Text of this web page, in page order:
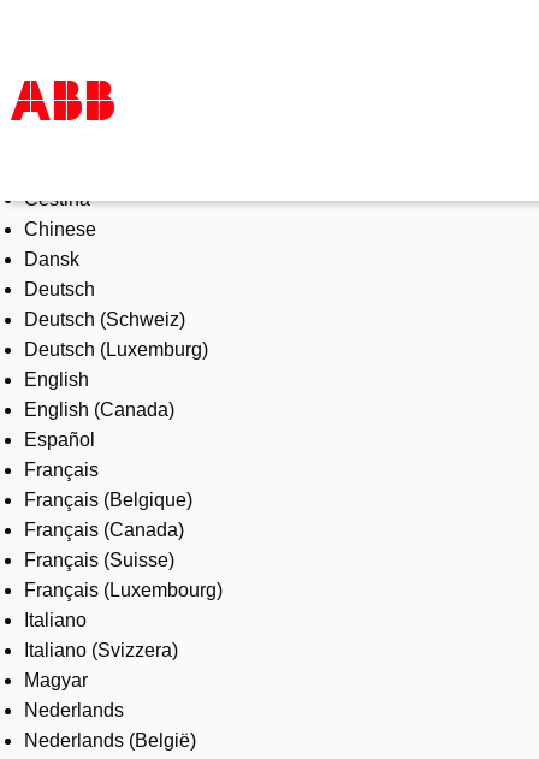
Products & Solutions
Industries
Services
About us
Where to buy
Contact us
Careers
Čeština
Chinese
Dansk
Deutsch
Deutsch (Schweiz)
Deutsch (Luxemburg)
English
English (Canada)
Español
Français
Français (Belgique)
Français (Canada)
Français (Suisse)
Français (Luxembourg)
Italiano
Italiano (Svizzera)
Magyar
Nederlands
Nederlands (België)